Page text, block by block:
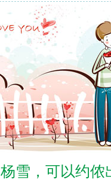
杨雪，可以约侬